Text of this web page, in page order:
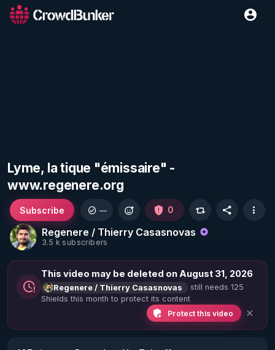
Lyme, la tique "émissaire" -
www.regenere.org
Regenere / Thierry Casasnovas
3.5 k subscribers
Subscribe — 0
This video may be deleted on August 31, 2026
Regenere / Thierry Casasnovas
still needs 125
Shields this month to protect its content
Protect this video